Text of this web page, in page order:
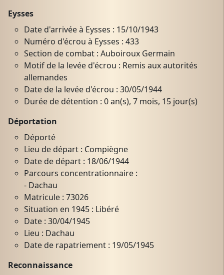
Eysses
Date d'arrivée à Eysses : 15/10/1943
Numéro d'écrou à Eysses : 433
Section de combat : Auboiroux Germain
Motif de la levée d'écrou : Remis aux autorités
allemandes
Date de la levée d'écrou : 30/05/1944
Durée de détention : 0 an(s), 7 mois, 15 jour(s)
Déportation
Déporté
Lieu de départ : Compiègne
Date de départ : 18/06/1944
Parcours concentrationnaire :
- Dachau
Matricule : 73026
Situation en 1945 : Libéré
Date : 30/04/1945
Lieu : Dachau
Date de rapatriement : 19/05/1945
Reconnaissance